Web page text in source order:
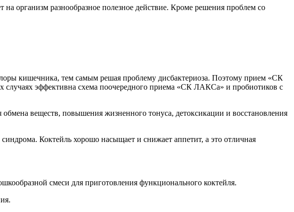
организм разнообразное полезное действие. Кроме решения проблем со
кишечника, тем самым решая проблему дисбактериоза. Поэтому прием «СК
эффективна схема поочередного приема «СК ЛАКСа» и пробиотиков с
веществ, повышения жизненного тонуса, детоксикации и восстановления
Коктейль хорошо насыщает и снижает аппетит, а это отличная
смеси для приготовления функционального коктейля.